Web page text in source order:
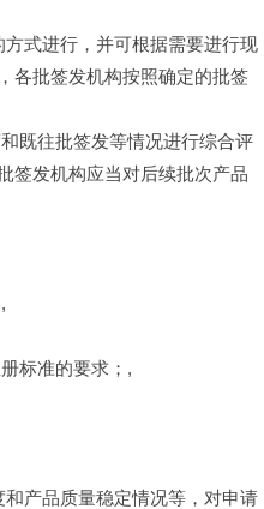
式进行，并可根据需要进行现
各批签发机构按照确定的批签
既往批签发等情况进行综合评
签发机构应当对后续批次产品
标准的要求；,
产品质量稳定情况等，对申请